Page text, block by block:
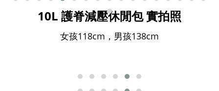
10L 護脊減壓休閒包實拍照
女孩118cm，男孩138cm